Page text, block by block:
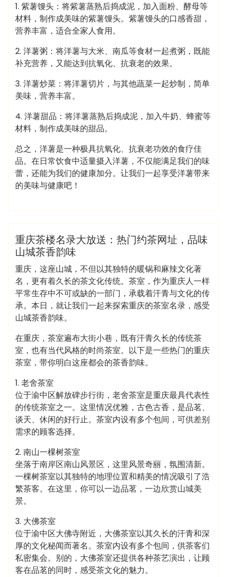
1. 紫薯馒头：将紫薯蒸熟后捣成泥，加入面粉、酵母等
材料，制作成美味的紫薯馒头。紫薯馒头的口感香甜，
营养丰富，适合全家人食用。
2. 洋薯粥：将洋薯与大米、南瓜等食材一起煮粥，既能
补充营养，又能达到抗氧化、抗衰老的效果。
3. 洋薯炒菜：将洋薯切片，与其他蔬菜一起炒制，简单
美味，营养丰富。
4. 洋薯甜品：将洋薯蒸熟后捣成泥，加入牛奶、蜂蜜等
材料，制作成美味的甜品。
总之，洋薯是一种极具抗氧化、抗衰老功效的食疗佳
品。在日常饮食中适量摄入洋薯，不仅能满足我们的味
蕾，还能为我们的健康加分。让我们一起享受洋薯带来
的美味与健康吧！
洗浴休闲会所
重庆茶楼名录大放送：热门约茶网址，品味
山城茶香韵味
重庆，这座山城，不但以其独特的暖锅和麻辣文化著
名，更有着久长的茶文化传统。茶室，作为重庆人一样
平常生存中不可或缺的一部门，承载着汗青与文化的传
承。本日，就让我们一起来探索重庆的茶室名录，感受
山城茶香韵味。
在重庆，茶室遍布大街小巷，既有汗青久长的传统茶
室，也有当代风格的时尚茶室。以下是一些热门的重庆
茶室，带你明白这座都会的茶香韵味。
1. 老舍茶室
位于渝中区解放碑步行街，老舍茶室是重庆最具代表性
的传统茶室之一。这里情况优雅，古色古香，是品茗、
谈天、休闲的好行止。茶室内设有多个包间，可供差别
需求的顾客选择。
2. 南山一棵树茶室
坐落于南岸区南山风景区，这里风景奇丽，氛围清新。
一棵树茶室以其独特的地理位置和精美的情况吸引了浩
繁茶客。在这里，你可以一边品茗，一边欣赏山城美
景。
3. 大佛茶室
位于渝中区大佛寺附近，大佛茶室以其久长的汗青和深
厚的文化秘闻而著名。茶室内设有多个包间，供茶客们
私密集会。别的，大佛茶室还提供各种茶艺演出，让顾
客在品茗的同时，感受茶文化的魅力。